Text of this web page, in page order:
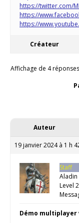
https://twitter.com/
https://
https://
Créateur
Affichage de 4
Auteur
19 janvier 2024 à 1 h
Staff
Aladin
Level
Démo multiplayer